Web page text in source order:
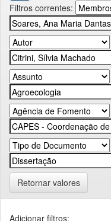
Filtros correntes:
Retornar valores
Adicionar filtros: